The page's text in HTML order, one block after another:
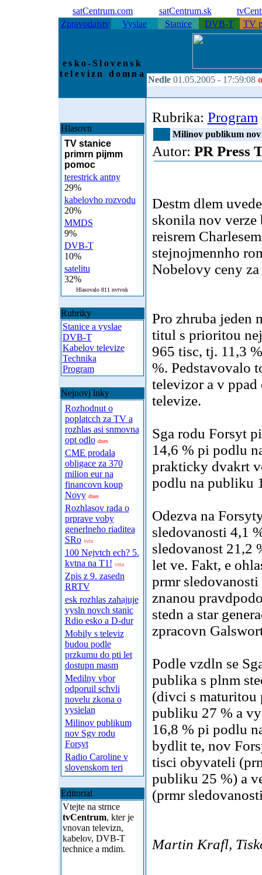
satCentrum.com satCentrum.sk
Zpravodajstv
Vyslae Stanice DVB-T TV
esko-Slovensk
televizn domna
Nedle 01.05.2005 - 17:59:08
Hlasovn
TV stanice
primrn pijmm
pomoc
terestrick antny
29%
kabelovho rozvodu
20%
MMDS
9%
DVB-T
10%
satelitu
32%
Hlasovalo 811 nvtvnk
Rubriky
Stanice a vyslae
DVB-T
Kabelov televize
Technika
Program
Nejnovj lnky
Rozhodnut o
poplatcch za TV a
rozhlas asi snmovna
opt odlo dnes
CME prodala
obligace za 370
milion eur na
financovn koup
Novy dnes
Rozhlasov rada o
prprave voby
generlneho riaditea
SRo vera
100 Nejvtch ech? 5.
kvtna na T1! vera
Zpis z 9. zasedn
RRTV
esk rozhlas zahajuje
vysln novch stanic
Rdio esko a D-dur
Mobily s televiz
budou podle
przkumu do pti let
dostupn masm
Medilny vbor
odporuil schvli
novelu zkona o
vysielan
Milinov publikum
nov Sgy rodu
Forsyt
Radio Caroline v
slovenskom teri
Editorial
Vtejte na strnce
tvCentrum, kter je
vnovan televizn,
kabelov, DVB-T
technice a mdim.
Rubrika: Program
Milinov publikum
Autor: PR Press
Destm dlem
skonila nov verze
reisrem
stejnojmennho
Nobelovy ceny
Pro zhruba jeden
titul s prioritou
965 tisc, tj. 11,3
%. Pedstavovalo
televizor a v ppad
televize.
Sga rodu Forsyt
14,6 % pi podlu
prakticky dvakrt
podlu na publiku
Odezva na
sledovanosti 4,1
sledovanost 21,2
let ve. Fakt, e
prmr
znanou
stedn a star
zpracovn
Podle vzdln se
publika s plnm
(divci s maturitou
publiku 27 % a
16,8 % pi podlu
bydlit te, nov
tisci obyvateli
publiku 25 %) a
(prmr
Martin Krafl,